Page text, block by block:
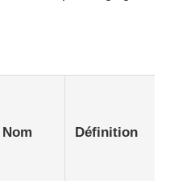
Nom Définition